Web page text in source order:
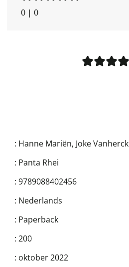
0 | 0
: Hanne Mariën, Joke Vanherck
: Panta Rhei
: 9789088402456
: Nederlands
: Paperback
: 200
: oktober 2022